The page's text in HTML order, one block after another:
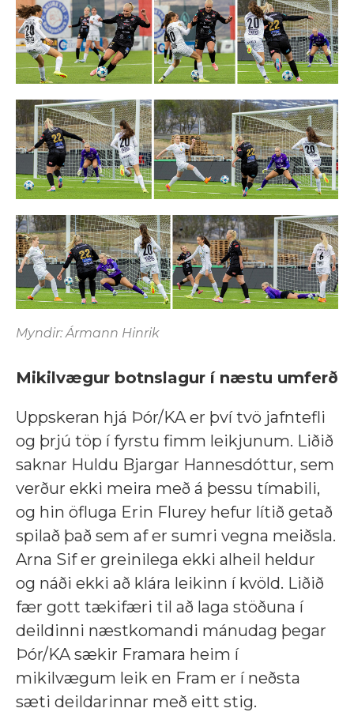
Myndir: Ármann Hinrik
Mikilvægur botnslagur í næstu umferð
Uppskeran hjá Þór/KA er því tvö jafntefli
og þrjú töp í fyrstu fimm leikjunum. Liðið
saknar Huldu Bjargar Hannesdóttur, sem
verður ekki meira með á þessu tímabili,
og hin öfluga Erin Flurey hefur lítið getað
spilað það sem af er sumri vegna meiðsla.
Arna Sif er greinilega ekki alheil heldur
og náði ekki að klára leikinn í kvöld. Liðið
fær gott tækifæri til að laga stöðuna í
deildinni næstkomandi mánudag þegar
Þór/KA sækir Framara heim í
mikilvægum leik en Fram er í neðsta
sæti deildarinnar með eitt stig.